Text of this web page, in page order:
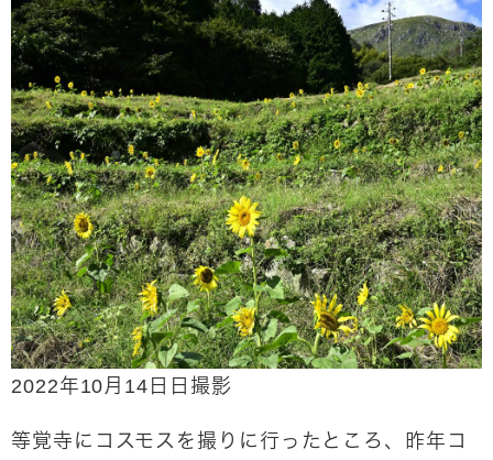
2022年10月14日日撮影
等覚寺にコスモスを撮りに行ったところ、昨年コ